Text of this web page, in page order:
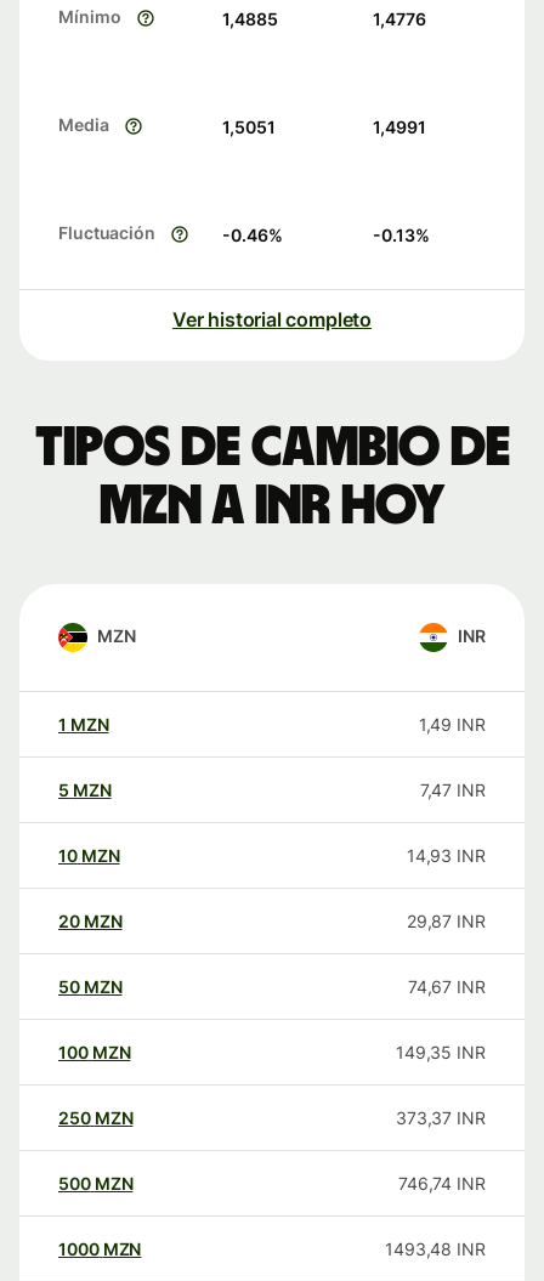
Mínimo 1,4885 1,4776
Media 1,5051 1,4991
Fluctuación -0.46% -0.13%
Ver historial completo
Tipos de cambio de
MZN a INR hoy
MZN INR
1 MZN 1,49 INR
5 MZN 7,47 INR
10 MZN 14,93 INR
20 MZN 29,87 INR
50 MZN 74,67 INR
100 MZN 149,35 INR
250 MZN 373,37 INR
500 MZN 746,74 INR
1000 MZN 1493,48 INR